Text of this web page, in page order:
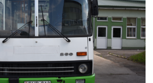
IKARUS 260